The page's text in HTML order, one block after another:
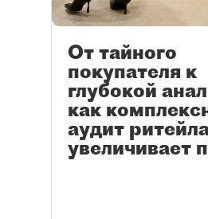
От тайного
покупателя к
глубокой
как
аудит
увеличивает